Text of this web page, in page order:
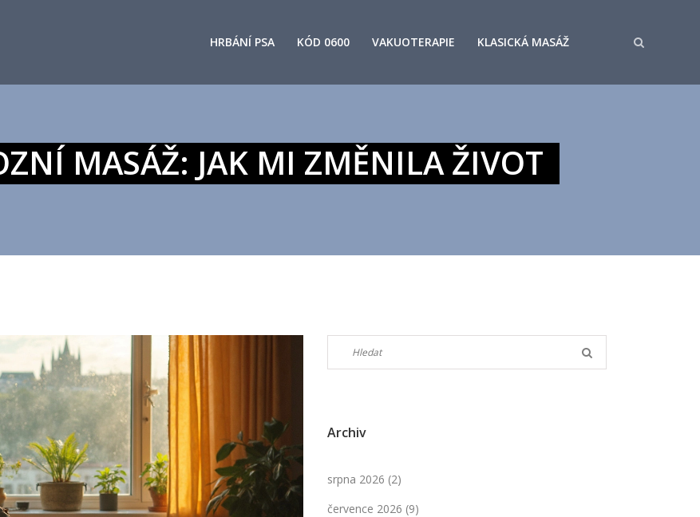
HRBÁNÍ PSA KÓD 0600 VAKUOTERAPIE KLASICKÁ MASÁŽ
MASÁŽ: JAK MI ZMĚNILA ŽIVOT
Archiv
srpna 2026 (2)
července 2026 (9)